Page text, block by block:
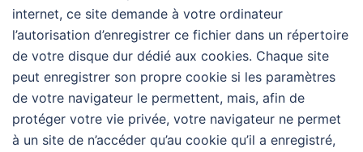
internet, ce site demande à votre ordinateur
l’autorisation d’enregistrer ce fichier dans un répertoire
de votre disque dur dédié aux cookies. Chaque site
peut enregistrer son propre cookie si les paramètres
de votre navigateur le permettent, mais, afin de
protéger votre vie privée, votre navigateur ne permet
à un site de n’accéder qu’au cookie qu’il a enregistré,